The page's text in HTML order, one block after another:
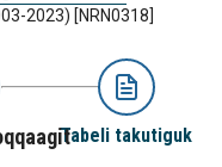
2023) [NRN0318]
Tabeli takutiguk